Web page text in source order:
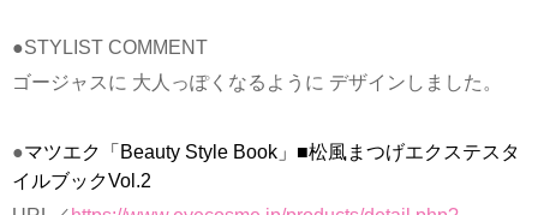
●STYLIST COMMENT
ゴージャスに 大人っぽくなるように デザインしました。
●マツエク「Beauty Style Book」■松風まつげエクステスタ
イルブックVol.2